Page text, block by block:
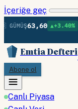
İçeriğe geç
63,60 ▲+3.40% •
Emtia Defteri
Abone ol
Canlı Piyasa